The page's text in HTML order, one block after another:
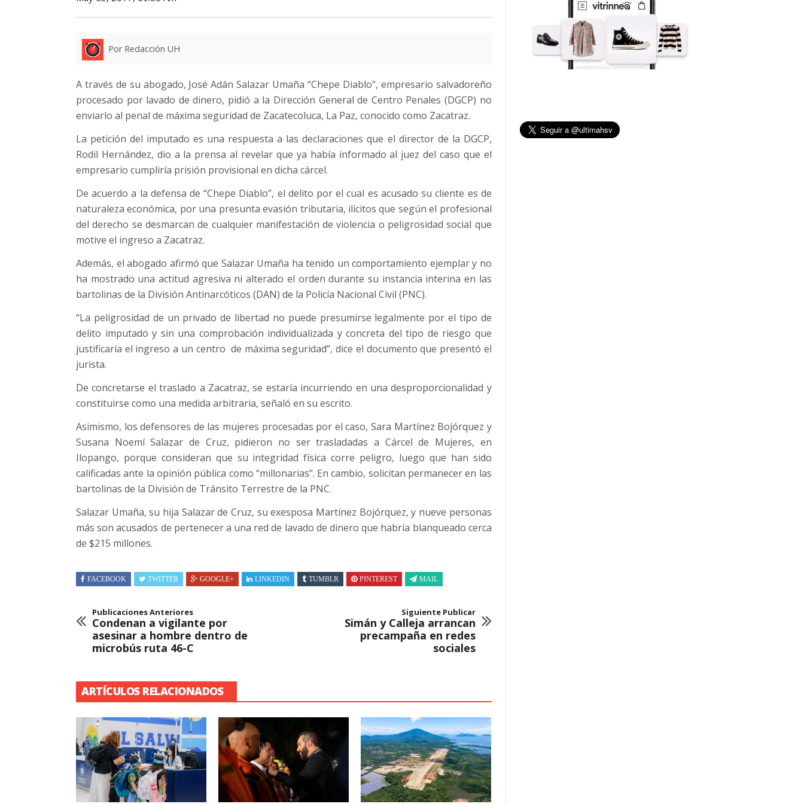
Por Redacción UH
A través de su abogado, José Adán Salazar Umaña “Chepe Diablo”, empresario salvadoreño
procesado por lavado de dinero, pidió a la Dirección General de Centro Penales (DGCP) no
enviarlo al penal de máxima seguridad de Zacatecoluca, La Paz, conocido como Zacatraz.
La petición del imputado es una respuesta a las declaraciones que el director de la DGCP,
Rodil Hernández, dio a la prensa al revelar que ya había informado al juez del caso que el
empresario cumpliría prisión provisional en dicha cárcel.
De acuerdo a la defensa de “Chepe Diablo”, el delito por el cual es acusado su cliente es de
naturaleza económica, por una presunta evasión tributaria, ilícitos que según el profesional
del derecho se desmarcan de cualquier manifestación de violencia o peligrosidad social que
motive el ingreso a Zacatraz.
Además, el abogado afirmó que Salazar Umaña ha tenido un comportamiento ejemplar y no
ha mostrado una actitud agresiva ni alterado el orden durante su instancia interina en las
bartolinas de la División Antinarcóticos (DAN) de la Policía Nacional Civil (PNC).
“La peligrosidad de un privado de libertad no puede presumirse legalmente por el tipo de
delito imputado y sin una comprobación individualizada y concreta del tipo de riesgo que
justificaría el ingreso a un centro de máxima seguridad”, dice el documento que presentó el
jurista.
De concretarse el traslado a Zacatraz, se estaría incurriendo en una desproporcionalidad y
constituirse como una medida arbitraria, señaló en su escrito.
Asimismo, los defensores de las mujeres procesadas por el caso, Sara Martínez Bojórquez y
Susana Noemí Salazar de Cruz, pidieron no ser trasladadas a Cárcel de Mujeres, en
Ilopango, porque consideran que su integridad física corre peligro, luego que han sido
calificadas ante la opinión pública como “millonarias”. En cambio, solicitan permanecer en las
bartolinas de la División de Tránsito Terrestre de la PNC.
Salazar Umaña, su hija Salazar de Cruz, su exesposa Martínez Bojórquez, y nueve personas
más son acusados de pertenecer a una red de lavado de dinero que habría blanqueado cerca
de $215 millones.
FACEBOOK TWITTER GOOGLE+ LINKEDIN TUMBLR PINTEREST MAIL
Publicaciones Anteriores
Condenan a vigilante por
asesinar a hombre dentro de
microbús ruta 46-C
Siguiente Publicar
Simán y Calleja arrancan
precampaña en redes
sociales
ARTÍCULOS RELACIONADOS